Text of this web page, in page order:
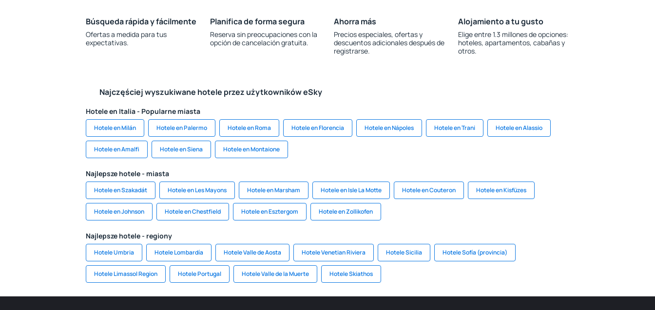
Búsqueda rápida y fácilmente
Ofertas a medida para tus
expectativas.
Planifica de forma segura
Reserva sin preocupaciones con la
opción de cancelación gratuita.
Ahorra más
Precios especiales, ofertas y
descuentos adicionales después de
registrarse.
Alojamiento a tu gusto
Elige entre 1.3 millones de opciones:
hoteles, apartamentos, cabañas y
otros.
Najczęściej wyszukiwane hotele przez użytkowników eSky
Hotele en Italia - Popularne miasta
Hotele en Milán Hotele en Palermo Hotele en Roma Hotele en Florencia Hotele en Nápoles Hotele en Trani Hotele en Alassio
Hotele en Amalfi Hotele en Siena Hotele en Montaione
Najlepsze hotele - miasta
Hotele en Szakadát Hotele en Les Mayons Hotele en Marsham Hotele en Isle La Motte Hotele en Couteron Hotele en Kisfüzes
Hotele en Johnson Hotele en Chestfield Hotele en Esztergom Hotele en Zollikofen
Najlepsze hotele - regiony
Hotele Umbria Hotele Lombardía Hotele Valle de Aosta Hotele Venetian Riviera Hotele Sicilia Hotele Sofía (provincia)
Hotele Limassol Region Hotele Portugal Hotele Valle de la Muerte Hotele Skiathos